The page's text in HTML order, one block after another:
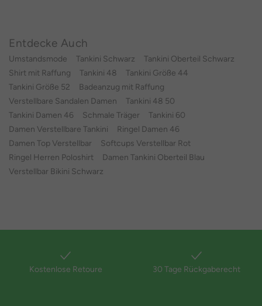
Entdecke Auch
Umstandsmode Tankini Schwarz
Tankini Oberteil Schwarz
Shirt mit Raffung
Tankini 48
Tankini Größe 44
Tankini Größe 52
Badeanzug mit Raffung
Verstellbare Sandalen Damen
Tankini 48 50
Tankini Damen 46
Schmale Träger
Tankini 60
Damen Verstellbare Tankini
Ringel Damen 46
Damen Top Verstellbar
Softcups Verstellbar Rot
Ringel Herren Poloshirt
Damen Tankini Oberteil Blau
Verstellbar Bikini Schwarz
Kostenlose Retoure 30 Tage Rückgaberecht